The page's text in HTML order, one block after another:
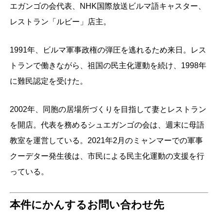
エガンゴの会代表、NHK国際放送ビルマ語キャスター、
レストラン「ルビー」店主。
1991年、ビルマ軍事政権の弾圧を逃れるため来日。レス
トランで働きながら、祖国の民主化運動を続け、1998年
に難民認定を受けた。
2002年、同胞の居場所づくりを目指して妻とレストラン
を開店。代表を務めるシュエガンゴの会は、週末に母語
教室を運営している。2021年2月のミャンマーでの軍事
クーデター発生後は、市民による民主化運動の支援を行
っている。
本件にかんするお問い合わせ先